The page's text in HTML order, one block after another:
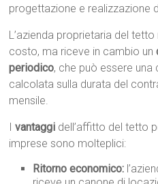
progettazione e realizzazione
L’azienda proprietaria del
costo, ma riceve in cambio un
periodico, che può essere una
calcolata sulla durata del
mensile.
Ivantaggi dell’affitto del tetto
imprese sono molteplici:
Ritorno economico: